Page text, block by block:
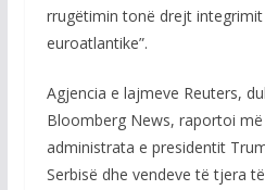
rrugëtimin tonë drejt
euroatlantike”.
Agjencia e lajmeve Reuters,
Bloomberg News, raportoi
administrata e presidentit
Serbisë dhe vendeve të tjera